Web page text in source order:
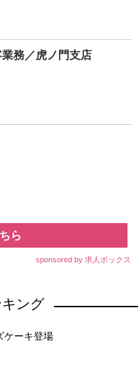
務／虎ノ門支店
ら
sponsored by 求人ボックス
ング
ケーキ登場